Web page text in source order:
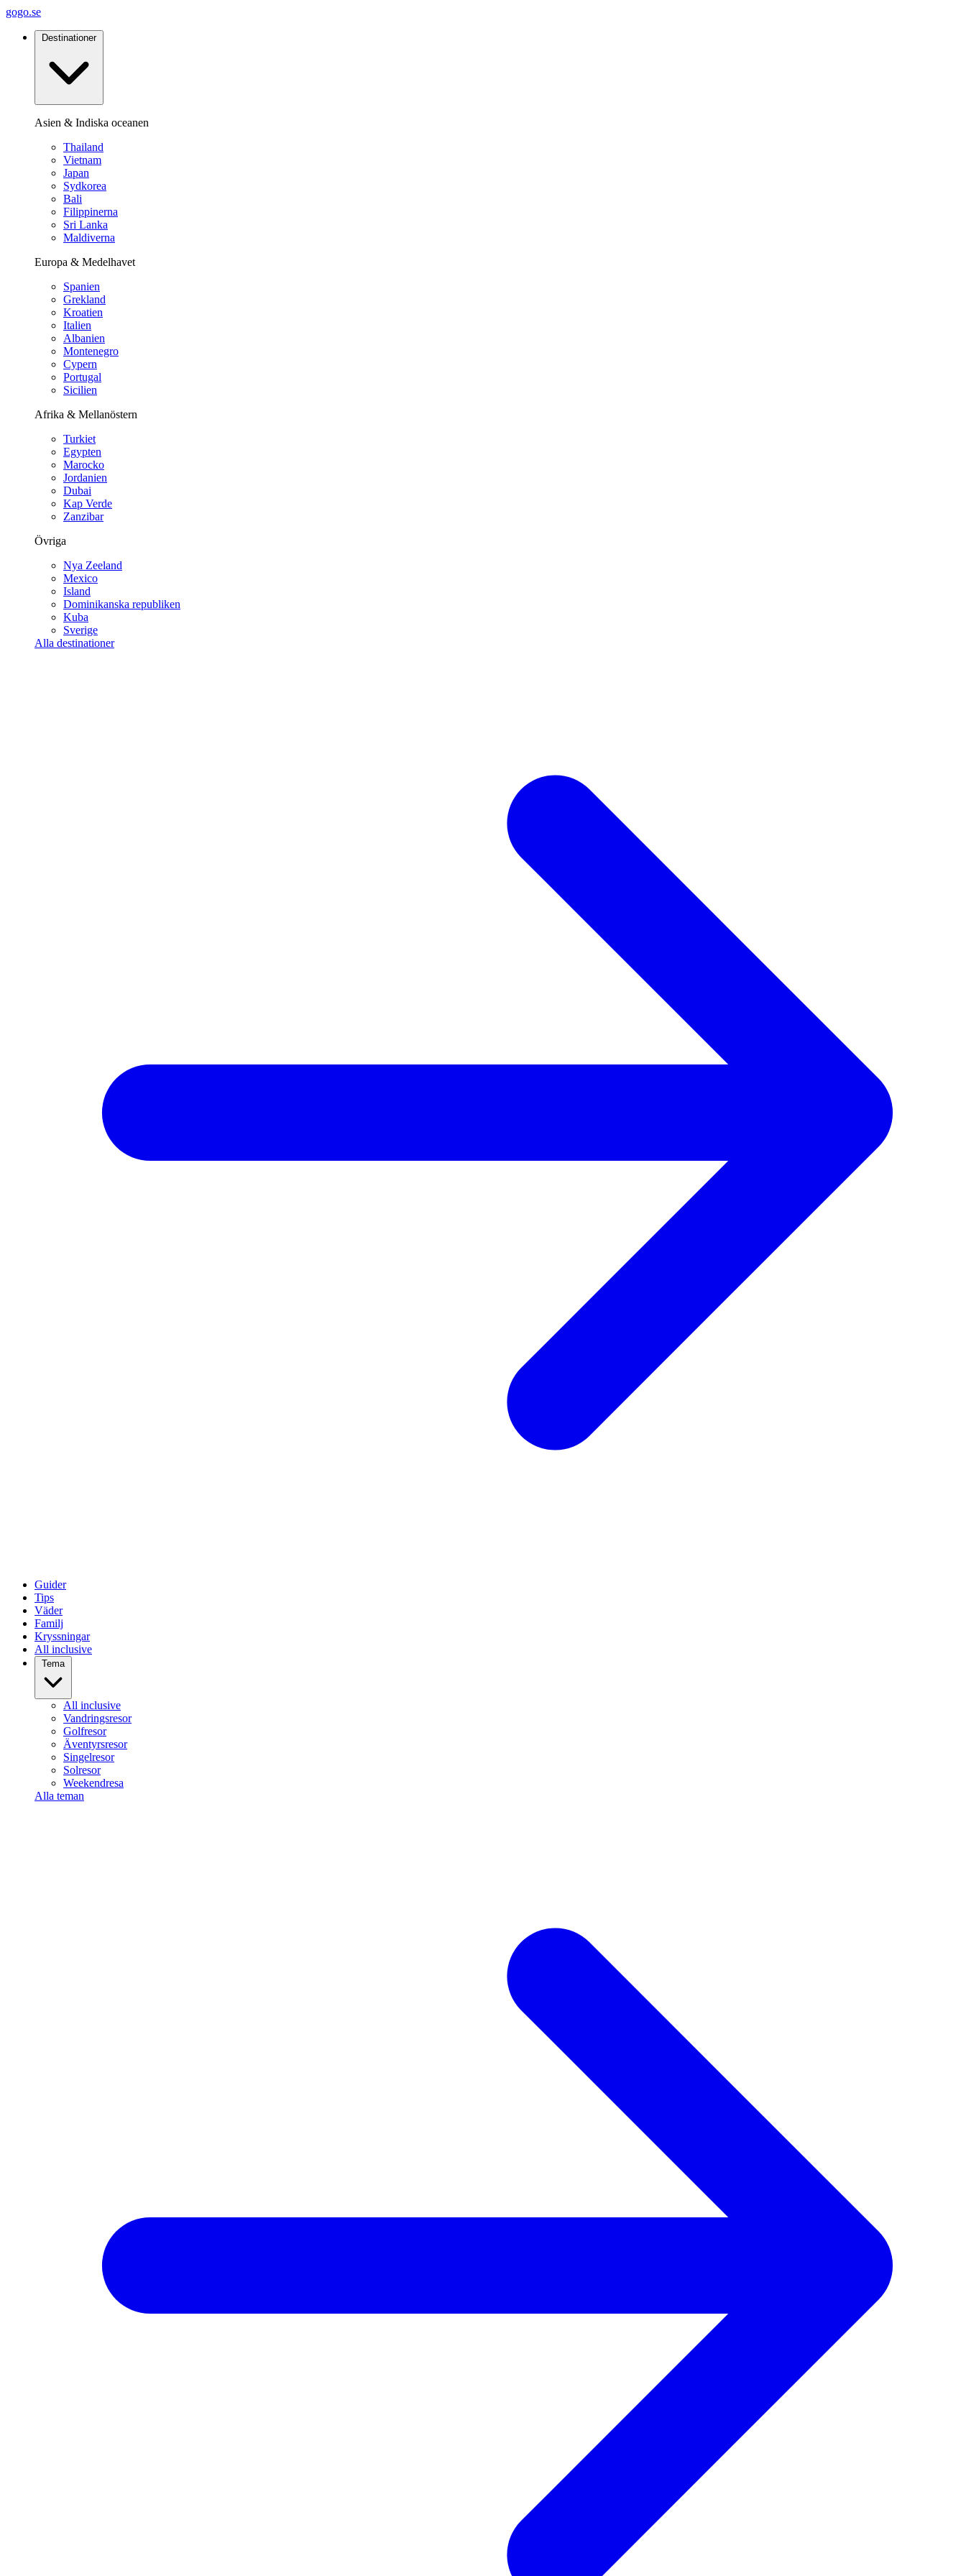
gogo.se
Destinationer
Asien & Indiska oceanen
Thailand
Vietnam
Japan
Sydkorea
Bali
Filippinerna
Sri Lanka
Maldiverna
Europa & Medelhavet
Spanien
Grekland
Kroatien
Italien
Albanien
Montenegro
Cypern
Portugal
Sicilien
Afrika & Mellanöstern
Turkiet
Egypten
Marocko
Jordanien
Dubai
Kap Verde
Zanzibar
Övriga
Nya Zeeland
Mexico
Island
Dominikanska republiken
Kuba
Sverige
Alla destinationer
Guider
Tips
Väder
Familj
Kryssningar
All inclusive
Tema
All inclusive
Vandringsresor
Golfresor
Äventyrsresor
Singelresor
Solresor
Weekendresa
Alla teman